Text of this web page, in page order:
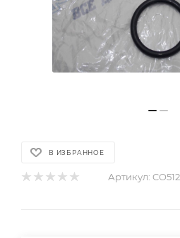
В ИЗБРАННОЕ
Артикул: